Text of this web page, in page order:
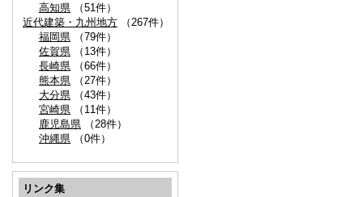
高知県 （51件）
近代建築・九州地方 （267件）
福岡県 （79件）
佐賀県 （13件）
長崎県 （66件）
熊本県 （27件）
大分県 （43件）
宮崎県 （11件）
鹿児島県 （28件）
沖縄県 （0件）
リンク集